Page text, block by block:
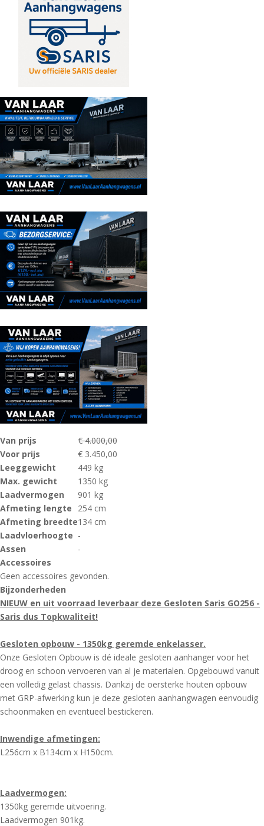
Van prijs
€ 4.000,00
Voor prijs
€ 3.450,00
Leeggewicht
449 kg
Max. gewicht
1350 kg
Laadvermogen
901 kg
Afmeting lengte
254 cm
Afmeting breedte134 cm
Laadvloerhoogte -
Assen
-
Accessoires
Geen accessoires gevonden.
Bijzonderheden
NIEUW en uit voorraad leverbaar deze Gesloten Saris GO256 -
Saris dus Topkwaliteit!
Gesloten opbouw - 1350kg geremde enkelasser.
Onze Gesloten Opbouw is dé ideale gesloten aanhanger voor het
droog en schoon vervoeren van al je materialen. Opgebouwd vanuit
een volledig gelast chassis. Dankzij de oersterke houten opbouw
met GRP-afwerking kun je deze gesloten aanhangwagen eenvoudig
schoonmaken en eventueel bestickeren.
Inwendige afmetingen:
L256cm x B134cm x H150cm.
Laadvermogen:
1350kg geremde uitvoering.
Laadvermogen 901kg.